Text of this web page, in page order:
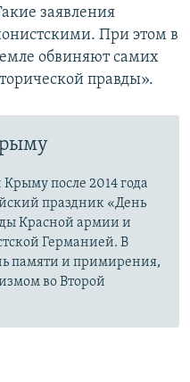
заявления
При этом в
обвиняют самих
правды».
после 2014 года
праздник «День
Красной армии и
Германией. В
памяти и примирения,
во Второй